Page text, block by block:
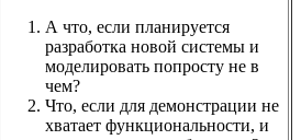
А что, если планируется
разработка новой системы и
моделировать попросту не в
чем?
Что, если для демонстрации не
хватает функциональности, и